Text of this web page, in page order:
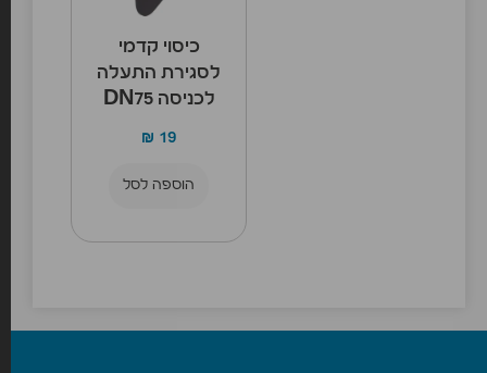
כיסוי קדמי
לסגירת התעלה
לכניסה DN75
₪ 19
הוספה לסל